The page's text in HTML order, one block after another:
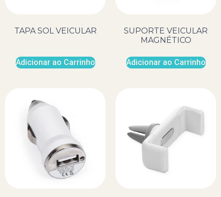
TAPA SOL VEICULAR
Adicionar ao Carrinho
SUPORTE VEICULAR
MAGNÉTICO
Adicionar ao Carrinho